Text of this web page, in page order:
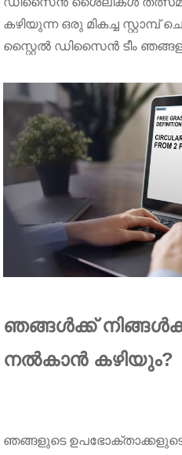
കഴിയുന്ന ഒരു മികച്ച സ്റ്റാമ്പ്
സ്റ്റൈൽ ഡിസൈൻ ടീം
ഞങ്ങൾക്ക്
നൽകാൻ കഴിയും?
ഞങ്ങളുടെ